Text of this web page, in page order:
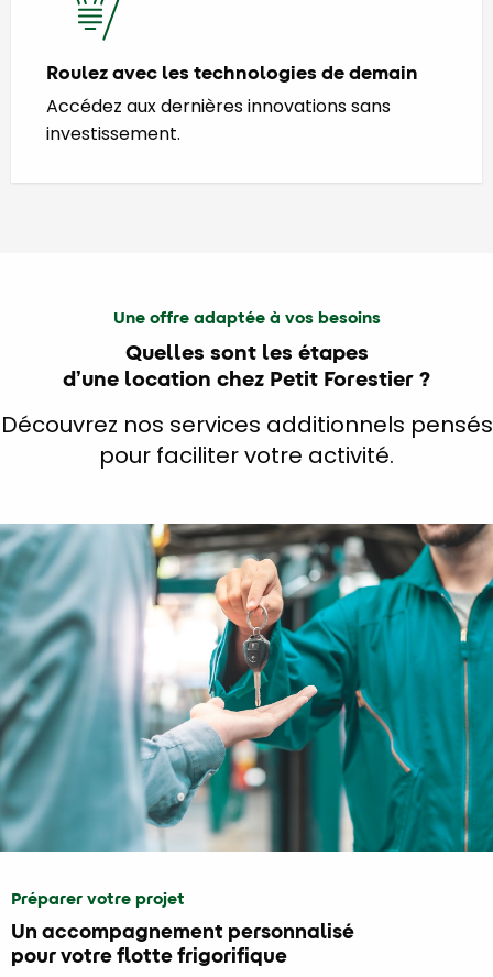
Roulez avec les technologies de demain
Accédez aux dernières innovations sans
investissement.
Une offre adaptée à vos besoins
Quelles sont les étapes
d’une location chez Petit Forestier ?
Découvrez nos services additionnels pensés
pour faciliter votre activité.
Préparer votre projet
Un accompagnement personnalisé
pour votre flotte frigorifique